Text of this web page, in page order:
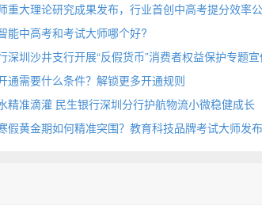
重大理论研究成果发布，行业首创中高考提分效率
能中高考和考试大师哪个好?
深圳沙井支行开展“反假货币”消费者权益保护专题
通需要什么条件？解锁更多开通规则
精准滴灌 民生银行深圳分行护航物流小微稳健成长
假黄金期如何精准突围？教育科技品牌考试大师发